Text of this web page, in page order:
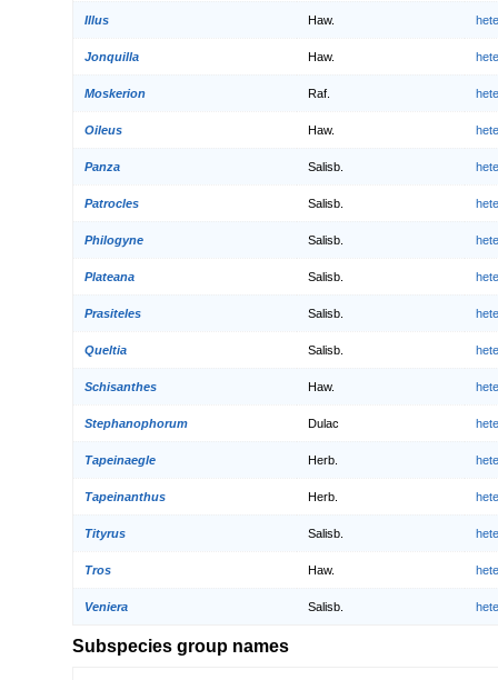
Illus Haw.
Jonquilla Haw.
Moskerion Raf.
Oileus Haw.
Panza Salisb.
Patrocles Salisb.
Philogyne Salisb.
Plateana Salisb.
Prasiteles Salisb.
Queltia Salisb.
Schisanthes Haw.
Stephanophorum Dulac
Tapeinaegle Herb.
Tapeinanthus Herb.
Tityrus Salisb.
Tros Haw.
Veniera Salisb.
Subspecies group names